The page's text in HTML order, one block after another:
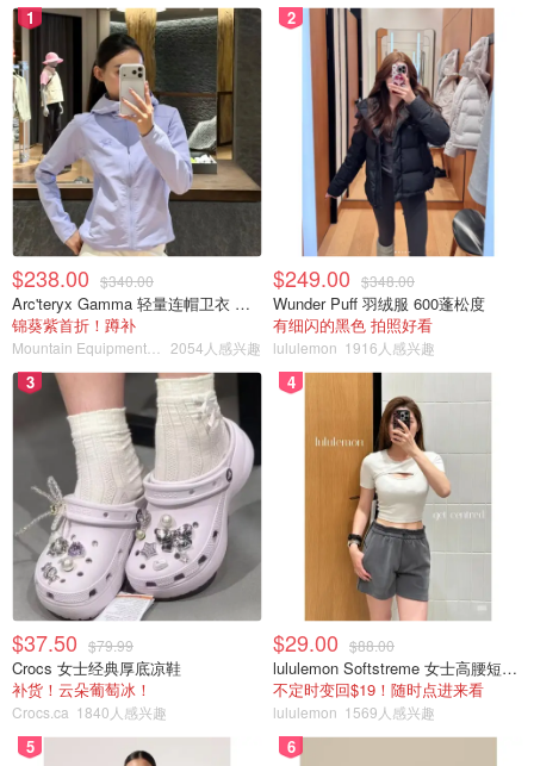
1
$238.00 $340.00
Arc'teryx Gamma 轻量连帽卫衣 女款
锦葵紫首折！蹲补
2054人感兴趣
2
$249.00 $348.00
Wunder Puff 羽绒服 600蓬松度
有细闪的黑色 拍照好看
lululemon 1916人感兴趣
3
$37.50 $79.99
Crocs 女士经典厚底凉鞋
补货！云朵葡萄冰！
Crocs.ca 1840人感兴趣
4
$29.00 $88.00
lululemon Softstreme 女士高腰短裤 10cm
不定时变回$19！随时点进来看
lululemon 1569人感兴趣
5 6